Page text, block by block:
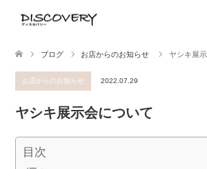
ブログ お店からのお知らせ ヤシキ展
お店からのお知らせ 2022.07.29
ヤシキ展示会について
目次